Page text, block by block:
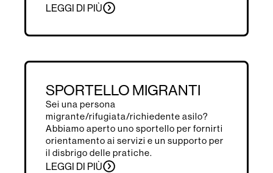
LEGGI DI PIÙ
SPORTELLO MIGRANTI
Sei una persona
migrante/rifugiata/richiedente asilo?
Abbiamo aperto uno sportello per fornirti
orientamento ai servizi e un supporto per
il disbrigo delle pratiche.
LEGGI DI PIÙ